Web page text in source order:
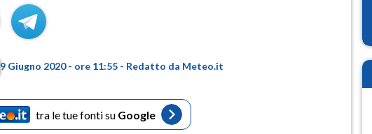
9 Giugno 2020 - ore 11:55 - Redatto da Meteo.it
tra le tue fonti su Google